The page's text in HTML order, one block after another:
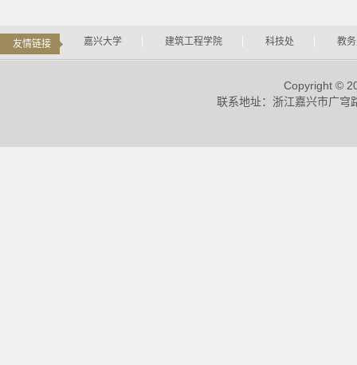
友情链接 嘉兴大学 建筑工程学院 科技处 教
Copyright ©
联系地址：浙江嘉兴市广